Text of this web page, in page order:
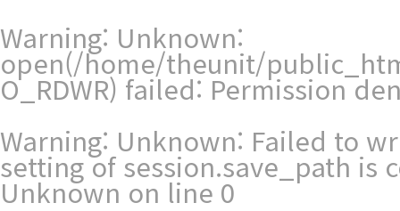
Warning: Unknown:
open(/home/theunit/
O_RDWR) failed: Permission
Warning: Unknown: Failed to
setting of session.save_path
Unknown on line 0